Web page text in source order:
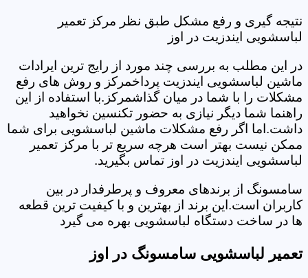
نتیجه گیری و رفع مشکل طبق نظر مرکز تعمیر
لباسشویی ایندزیت در اوز
در این مطلب به بررسی چند مورد از رایج ترین ایرادات
ماشین لباسشویی ایندزیت پرداخمرکز و روش های رفع
مشکلات را با شما در میان گذاشمرکز.با استفاده از این
راهنما شما دیگر نیازی به حضور تکنسین نخواهید
داشت.اما اگر رفع مشکلات ماشین لباسشویی برای شما
ممکن نیست بهتر است هرچه سریع تر با مرکز تعمیر
لباسشویی ایندزیت در اوز تماس بگیرید.
سامسونگ از برندهای معروف و پرطرفدار در بین
کاربران است.این برند از بهترین و با کیفیت ترین قطعه
ها در ساخت دستگاه لباسشویی بهره می گیرد
تعمیر لباسشویی سامسونگ در اوز